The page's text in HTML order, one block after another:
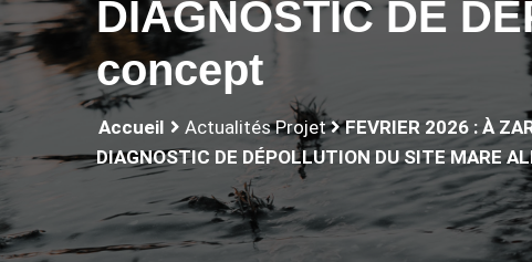
DIAGNOSTIC DE
concept
Accueil Actualités Projet
FEVRIER 2026 : À
DIAGNOSTIC DE DÉPOLLUTION DU SITE MARE